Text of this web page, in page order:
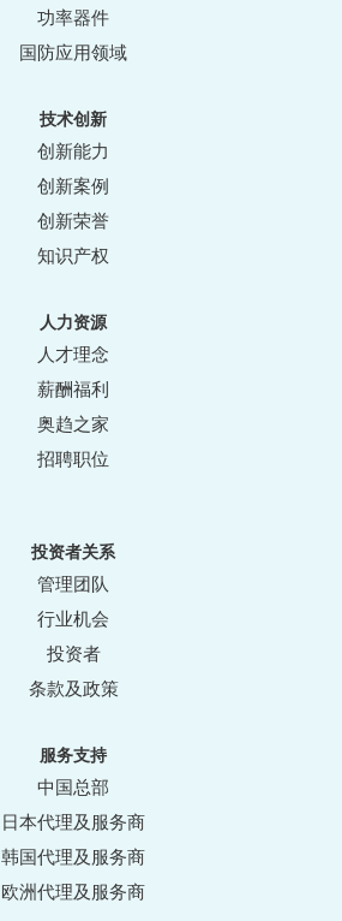
功率器件
国防应用领域
技术创新
创新能力
创新案例
创新荣誉
知识产权
人力资源
人才理念
薪酬福利
奥趋之家
招聘职位
投资者关系
管理团队
行业机会
投资者
条款及政策
服务支持
中国总部
日本代理及服务商
韩国代理及服务商
欧洲代理及服务商